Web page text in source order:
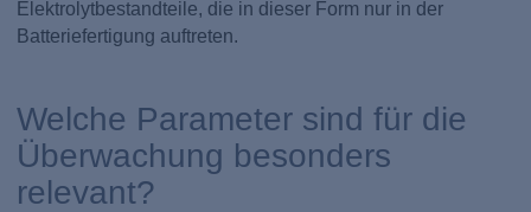
Elektrolytbestandteile, die in dieser Form nur in der
Batteriefertigung auftreten.
Welche Parameter sind für die
Überwachung besonders
relevant?